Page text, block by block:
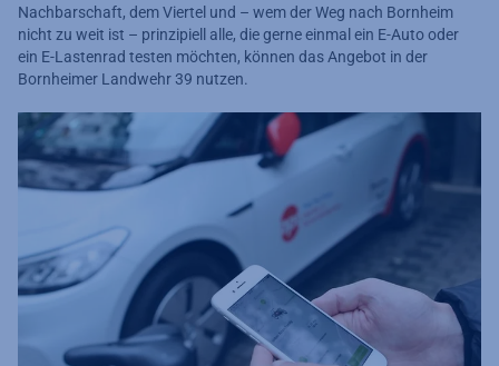
Nachbarschaft, dem Viertel und – wem der Weg nach Bornheim
nicht zu weit ist – prinzipiell alle, die gerne einmal ein E-Auto oder
ein E-Lastenrad testen möchten, können das Angebot in der
Bornheimer Landwehr 39 nutzen.